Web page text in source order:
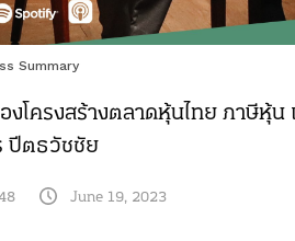
Summary
งโครงสร้างตลาดหุ้นไทย ภาษีหุ้
ปีตธวัชชัย
June 19, 2023